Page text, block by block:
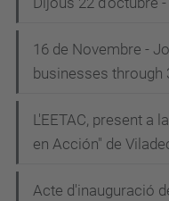
16 de Novembre -
businesses through
L'EETAC, present a
en Acción" de
Acte d'inauguració